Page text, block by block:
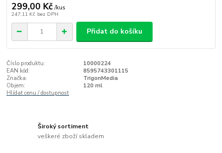
299,00 Kč /kus
247,11 Kč bez DPH
Přidat do košíku
Číslo produktu:
10000224
EAN kód:
8595743301115
Značka:
TrigonMedia
Objem:
120 ml
Hlídat cenu / dostupnost
Široký sortiment
veškeré zboží skladem